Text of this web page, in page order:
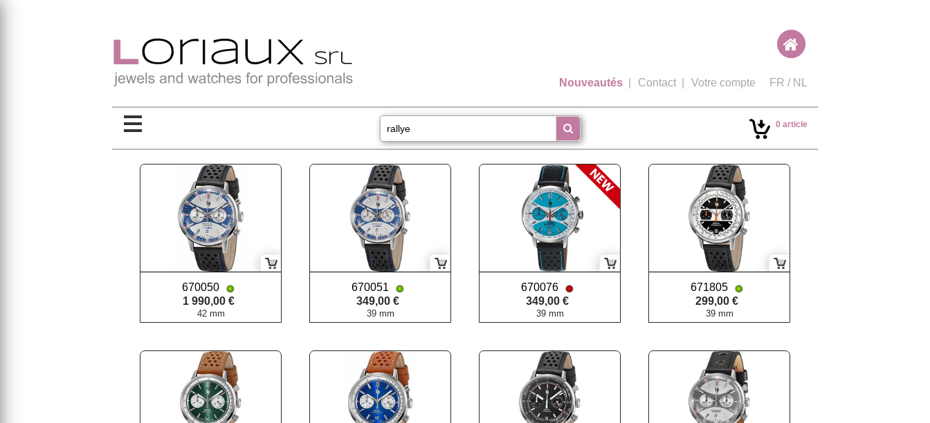
Nouveautés Contact Votre compte FR / NL
0 article
670050
1 990,00 €
42 mm
670051
349,00 €
39 mm
670076
349,00 €
39 mm
671805
299,00 €
39 mm